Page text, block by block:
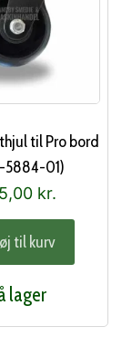
til Pro bord
5884-01)
kr.
til kurv
lager